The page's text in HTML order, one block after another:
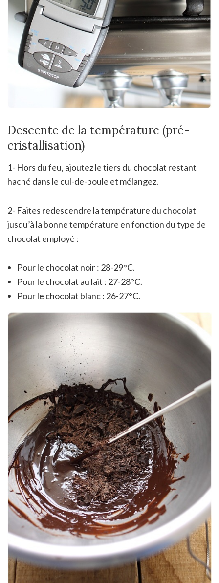
Descente de la température (pré-
cristallisation)
1- Hors du feu, ajoutez le tiers du chocolat restant
haché dans le cul-de-poule et mélangez.
2- Faites redescendre la température du chocolat
jusqu’à la bonne température en fonction du type de
chocolat employé :
Pour le chocolat noir : 28-29°C.
Pour le chocolat au lait : 27-28°C.
Pour le chocolat blanc : 26-27°C.